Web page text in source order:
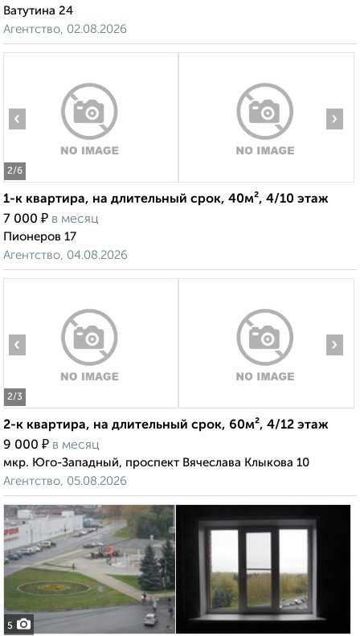
Ватутина 24
Агентство, 02.08.2026
2/6
‹ ›
1-к квартира, на длительный срок, 40м², 4/10 этаж
7 000 ₽ в месяц
Пионеров 17
Агентство, 04.08.2026
2/3
‹ ›
2-к квартира, на длительный срок, 60м², 4/12 этаж
9 000 ₽ в месяц
мкр. Юго-Западный, проспект Вячеслава Клыкова 10
Агентство, 05.08.2026
5